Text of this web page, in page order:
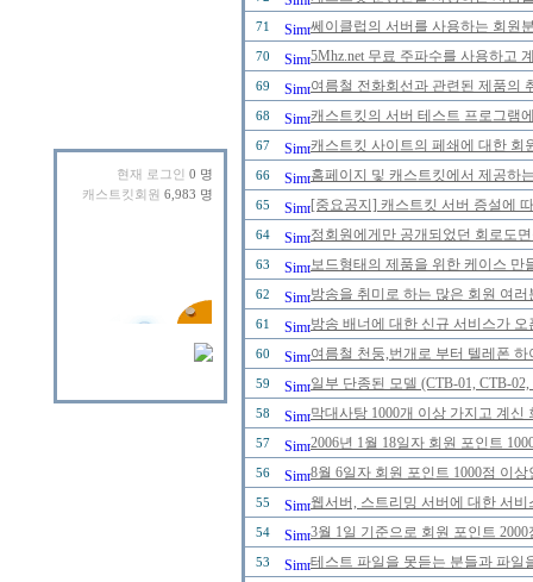
현재 로그인 0 명
캐스트킷회원 6,983 명
71 쎄이클럽의 서버를 사용하는 회원
70 5Mhz.net 무료 주파수를 사용하고
69 여름철 전화회선과 관련된 제품의
68 캐스트킷의 서버 테스트 프로그램
67 캐스트킷 사이트의 페쇄에 대한
66 홈페이지 및 캐스트킷에서 제공하
65 [중요공지] 캐스트킷 서버 증설에
64 정회원에게만 공개되었던 회로도
63 보드형태의 제품을 위한 케이스 만
62 방송을 취미로 하는 많은 회원 여
61 방송 배너에 대한 신규 서비스가
60 여름철 천둥,번개로 부터 텔레폰
59 일부 단종된 모델 (CTB-01, CTB-
58 막대사탕 1000개 이상 가지고 계
57 2006년 1월 18일자 회원 포인트
56 8월 6일자 회원 포인트 1000점 이
55 웹서버, 스트리밍 서버에 대한 서
54 3월 1일 기준으로 회원 포인트
53 테스트 파일을 못듣는 분들과 파